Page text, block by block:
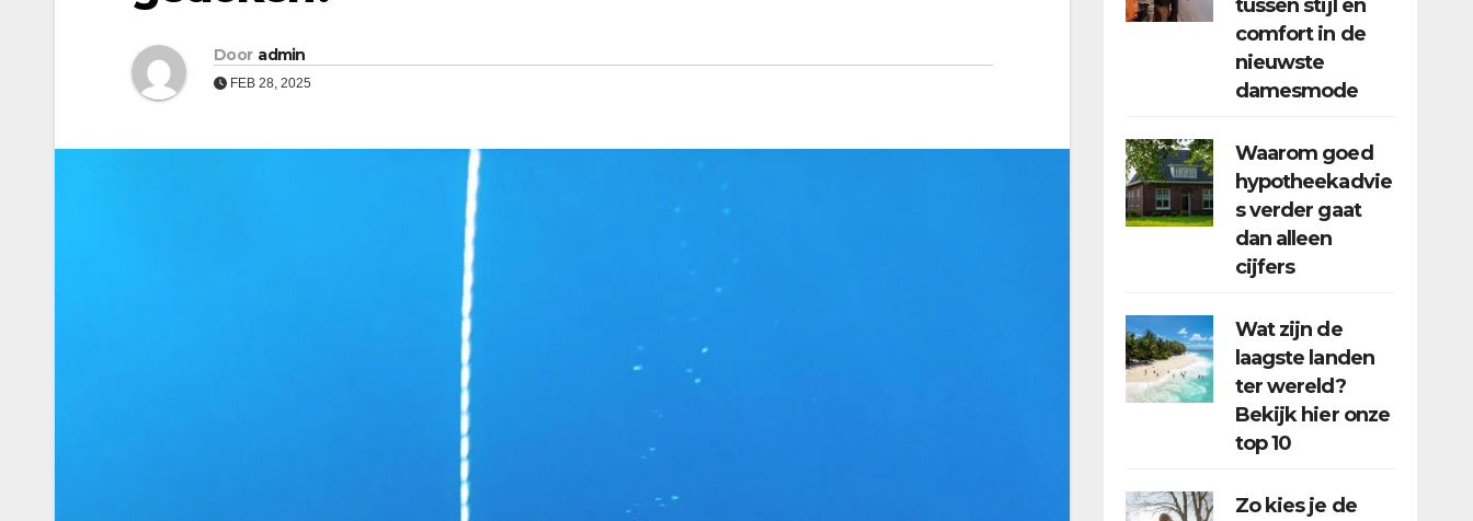
Door admin
FEB 28, 2025
tussen stijl en
comfort in de
nieuwste
damesmode
Waarom goed
hypotheekadvie
s verder gaat
dan alleen
cijfers
Wat zijn de
laagste landen
ter wereld?
Bekijk hier onze
top 10
Zo kies je de